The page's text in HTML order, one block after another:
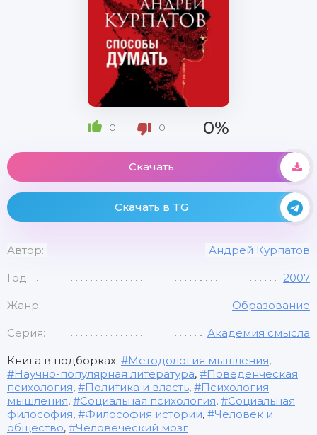
0 0 0%
Скачать
Скачать в TG
Автор: Андрей Курпатов
Год: 2007
Жанр: Образование
Серия: Академия смысла
Книга в подборках: Методология мышления,
Научно-популярная литература,
Поведенческая
психология, Политика и власть,
Психология
мышления, Социальная психология,
Социальная
философия, Философия истории,
Человек и
общество, Человеческий мозг